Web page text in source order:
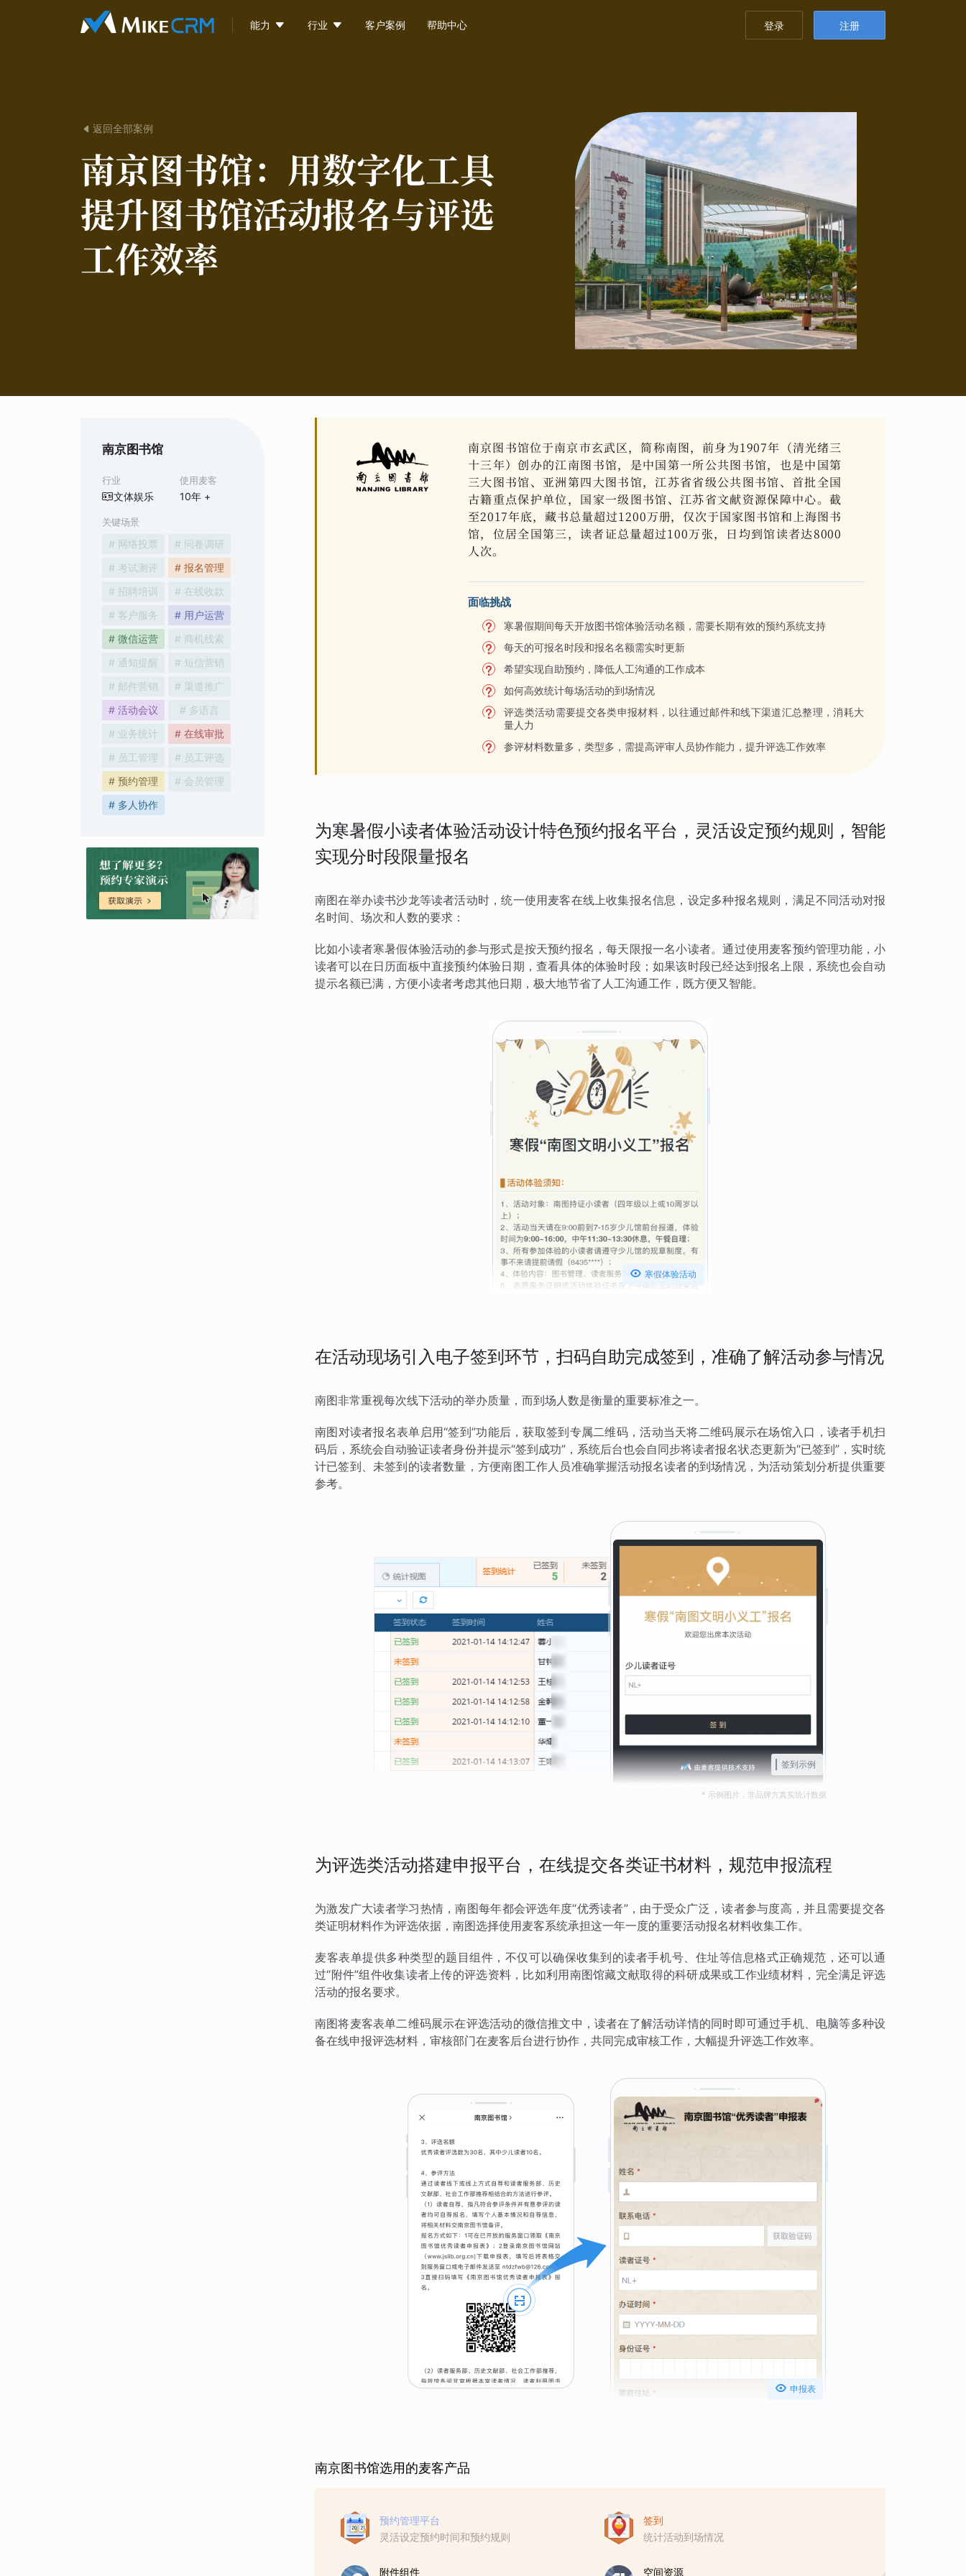
能力  行业  客户案例 帮助中心 登录 注册
 返回全部案例
南京图书馆： 用数字化工具
提升图书馆活动报名与评选
工作效率
南京图书馆
行业
文体娱乐
使用麦客
10年 +
关键场景
# 网络投票
# 问卷调研
# 考试测评
# 报名管理
# 招聘培训
# 在线收款
# 客户服务
# 用户运营
# 微信运营
# 商机线索
# 通知提醒
# 短信营销
# 邮件营销
# 渠道推广
# 活动会议
# 多语言
# 业务统计
# 在线审批
# 员工管理
# 员工评选
# 预约管理
# 会员管理
# 多人协作
南京图书馆位于南京市玄武区，简称南图，前身为1907年（清光绪三
十三年）创办的江南图书馆，是中国第一所公共图书馆，也是中国第
三大图书馆、亚洲第四大图书馆，江苏省省级公共图书馆、首批全国
古籍重点保护单位，国家一级图书馆、江苏省文献资源保障中心。截
至2017年底，藏书总量超过1200万册，仅次于国家图书馆和上海图书
馆，位居全国第三，读者证总量超过100万张，日均到馆读者达8000
人次。
面临挑战
寒暑假期间每天开放图书馆体验活动名额，需要长期有效的预约系统支持
每天的可报名时段和报名名额需实时更新
希望实现自助预约，降低人工沟通的工作成本
如何高效统计每场活动的到场情况
评选类活动需要提交各类申报材料，以往通过邮件和线下渠道汇总整理，消耗大
量人力
参评材料数量多，类型多，需提高评审人员协作能力，提升评选工作效率
为寒暑假小读者体验活动设计特色预约报名平台，灵活设定预约规则，智能
实现分时段限量报名
南图在举办读书沙龙等读者活动时，统一使用麦客在线上收集报名信息，设定多种报名规则，满足不同活动对报
名时间、场次和人数的要求：
比如小读者寒暑假体验活动的参与形式是按天预约报名，每天限报一名小读者。通过使用麦客预约管理功能，小
读者可以在日历面板中直接预约体验日期，查看具体的体验时段；如果该时段已经达到报名上限，系统也会自动
提示名额已满，方便小读者考虑其他日期，极大地节省了人工沟通工作，既方便又智能。
 寒假体验活动
在活动现场引入电子签到环节，扫码自助完成签到，准确了解活动参与情况
南图非常重视每次线下活动的举办质量，而到场人数是衡量的重要标准之一。
南图对读者报名表单启用“签到”功能后，获取签到专属二维码，活动当天将二维码展示在场馆入口，读者手机扫
码后，系统会自动验证读者身份并提示“签到成功”，系统后台也会自同步将读者报名状态更新为“已签到”，实时统
计已签到、未签到的读者数量，方便南图工作人员准确掌握活动报名读者的到场情况，为活动策划分析提供重要
参考。
签到示例
* 示例图片，非品牌方真实统计数据
为评选类活动搭建申报平台，在线提交各类证书材料，规范申报流程
为激发广大读者学习热情，南图每年都会评选年度“优秀读者”，由于受众广泛，读者参与度高，并且需要提交各
类证明材料作为评选依据，南图选择使用麦客系统承担这一年一度的重要活动报名材料收集工作。
麦客表单提供多种类型的题目组件，不仅可以确保收集到的读者手机号、住址等信息格式正确规范，还可以通
过“附件”组件收集读者上传的评选资料，比如利用南图馆藏文献取得的科研成果或工作业绩材料，完全满足评选
活动的报名要求。
南图将麦客表单二维码展示在评选活动的微信推文中，读者在了解活动详情的同时即可通过手机、电脑等多种设
备在线申报评选材料，审核部门在麦客后台进行协作，共同完成审核工作，大幅提升评选工作效率。
 申报表
南京图书馆选用的麦客产品
预约管理平台
灵活设定预约时间和预约规则
签到
统计活动到场情况
附件组件 空间资源